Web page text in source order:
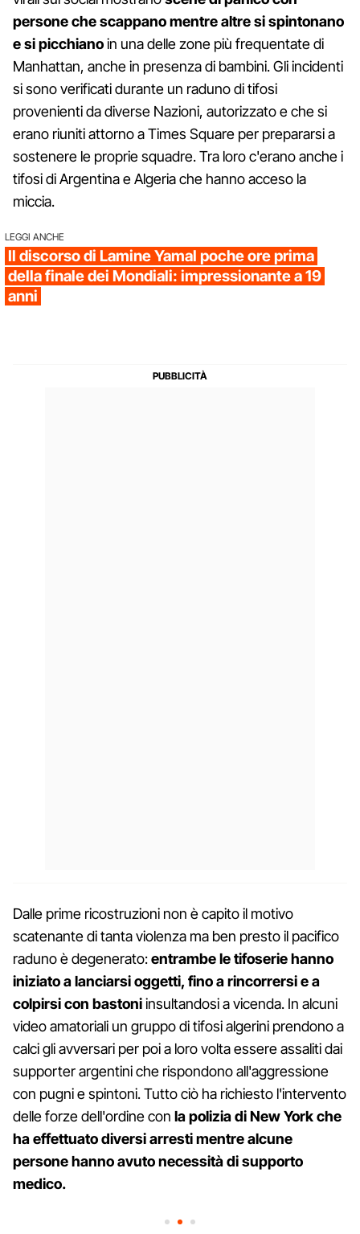
persone che scappano mentre altre si spintonano
e si picchianoin una delle zone più frequentate di
Manhattan, anche in presenza di bambini. Gli incidenti
si sono verificati durante un raduno di tifosi
provenienti da diverse Nazioni, autorizzato e che si
erano riuniti attorno a Times Square per prepararsi a
sostenere le proprie squadre. Tra loro c'erano anche i
tifosi di Argentina e Algeria che hanno acceso la
miccia.
LEGGI ANCHE
Il discorso di Lamine Yamal poche ore prima
della finale dei Mondiali: impressionante a 19
anni
Dalle prime ricostruzioni non è capito il motivo
scatenante di tanta violenza ma ben presto il pacifico
raduno è degenerato:entrambe le tifoserie hanno
iniziato a lanciarsi oggetti, fino a rincorrersi e a
colpirsi con bastoniinsultandosi a vicenda. In alcuni
video amatoriali un gruppo di tifosi algerini prendono a
calci gli avversari per poi a loro volta essere assaliti dai
supporter argentini che rispondono all'aggressione
con pugni e spintoni. Tutto ciò ha richiesto l'intervento
delle forze dell'ordine con la polizia di New York che
ha effettuato diversi arresti mentre alcune
persone hanno avuto necessità di supporto
medico.